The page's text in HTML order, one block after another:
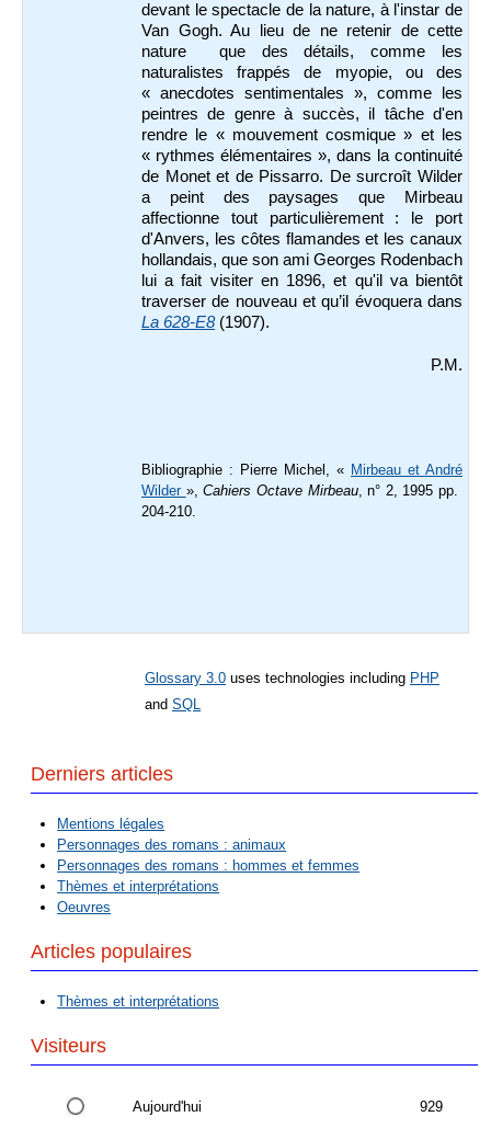
devant le spectacle de la nature, à l'instar de
Van Gogh. Au lieu de ne retenir de cette
nature que des détails, comme les
naturalistes frappés de myopie, ou des
« anecdotes sentimentales », comme les
peintres de genre à succès, il tâche d'en
rendre le « mouvement cosmique » et les
« rythmes élémentaires », dans la continuité
de Monet et de Pissarro. De surcroît Wilder
a peint des paysages que Mirbeau
affectionne tout particulièrement : le port
d'Anvers, les côtes flamandes et les canaux
hollandais, que son ami Georges Rodenbach
lui a fait visiter en 1896, et qu'il va bientôt
traverser de nouveau et qu’il évoquera dans
La 628-E8 (1907).
P.M.
Bibliographie : Pierre Michel, « Mirbeau et André
Wilder »,Cahiers Octave Mirbeau, n° 2, 1995 pp.
204-210.
Glossary 3.0 uses technologies including PHP
and SQL
Derniers articles
Mentions légales
Personnages des romans : animaux
Personnages des romans : hommes et femmes
Thèmes et interprétations
Oeuvres
Articles populaires
Thèmes et interprétations
Visiteurs
Aujourd'hui 929